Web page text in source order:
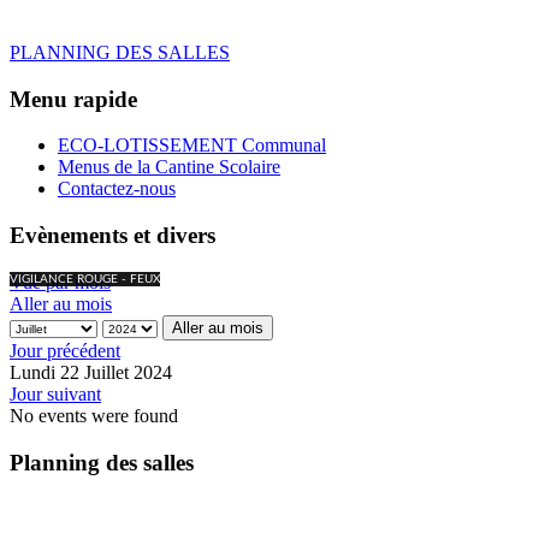
PLANNING DES SALLES
Menu rapide
ECO-LOTISSEMENT Communal
Menus de la Cantine Scolaire
Contactez-nous
Evènements et divers
VIGILANCE ROUGE - FEUX
Vue par mois
Aller au mois
Aller au mois
Jour précédent
Lundi 22 Juillet 2024
Jour suivant
No events were found
Planning des salles